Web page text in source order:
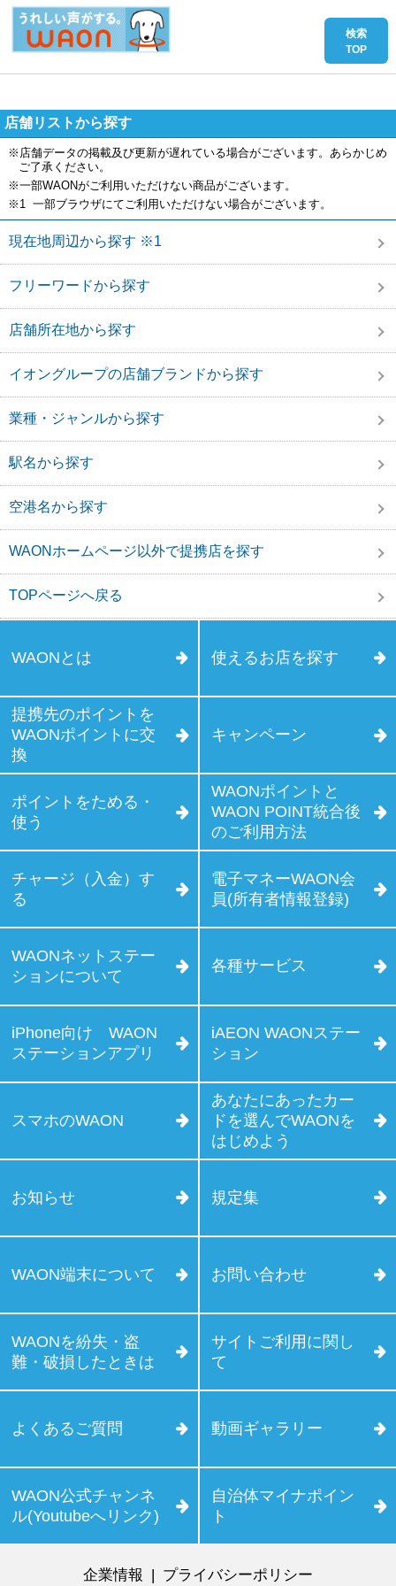
店舗リストから探す
※店舗データの掲載及び更新が遅れている場合がございます。あらかじめ
ご了承ください。
※一部WAONがご利用いただけない商品がございます。
※1 一部ブラウザにてご利用いただけない場合がございます。
現在地周辺から探す ※1
フリーワードから探す
店舗所在地から探す
イオングループの店舗ブランドから探す
業種・ジャンルから探す
駅名から探す
空港名から探す
WAONホームページ以外で提携店を探す
TOPページへ戻る